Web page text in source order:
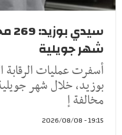
شهر جويلية
أسفرت عمليات الرقابة
مخالفة إ
19:15 - 2026/08/08